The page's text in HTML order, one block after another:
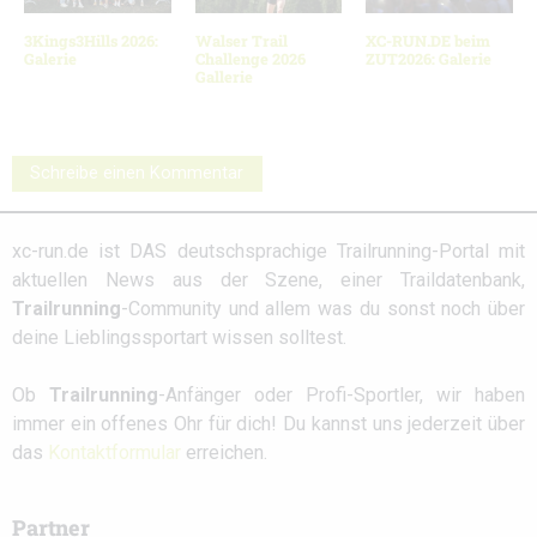
3Kings3Hills 2026:
Galerie
Walser Trail
Challenge 2026
Gallerie
XC-RUN.DE beim
ZUT2026: Galerie
Schreibe einen Kommentar
xc-run.de ist DAS deutschsprachige Trailrunning-Portal mit
aktuellen News aus der Szene, einer Traildatenbank,
Trailrunning-Community und allem was du sonst noch über
deine Lieblingssportart wissen solltest.
Ob Trailrunning-Anfänger oder Profi-Sportler, wir haben
immer ein offenes Ohr für dich! Du kannst uns jederzeit über
das Kontaktformular erreichen.
Partner